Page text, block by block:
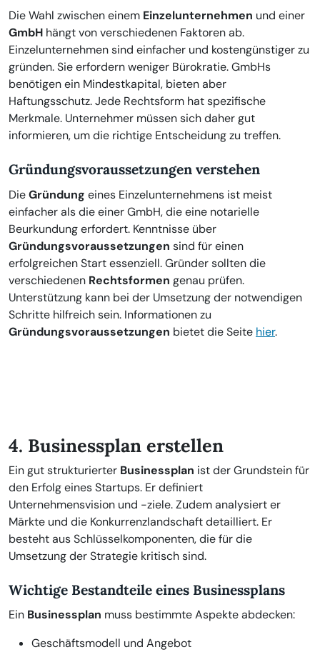
Die Wahl zwischen einem Einzelunternehmen und einer
GmbH hängt von verschiedenen Faktoren ab.
Einzelunternehmen sind einfacher und kostengünstiger zu
gründen. Sie erfordern weniger Bürokratie. GmbHs
benötigen ein Mindestkapital, bieten aber
Haftungsschutz. Jede Rechtsform hat spezifische
Merkmale. Unternehmer müssen sich daher gut
informieren, um die richtige Entscheidung zu treffen.
Gründungsvoraussetzungen verstehen
DieGründung eines Einzelunternehmens ist meist
einfacher als die einer GmbH, die eine notarielle
Beurkundung erfordert. Kenntnisse über
Gründungsvoraussetzungen sind für einen
erfolgreichen Start essenziell. Gründer sollten die
verschiedenen Rechtsformen genau prüfen.
Unterstützung kann bei der Umsetzung der notwendigen
Schritte hilfreich sein. Informationen zu
Gründungsvoraussetzungen bietet die Seite hier.
4. Businessplan erstellen
Ein gut strukturierter Businessplan ist der Grundstein für
den Erfolg eines Startups. Er definiert
Unternehmensvision und -ziele. Zudem analysiert er
Märkte und die Konkurrenzlandschaft detailliert. Er
besteht aus Schlüsselkomponenten, die für die
Umsetzung der Strategie kritisch sind.
Wichtige Bestandteile eines Businessplans
Ein Businessplan muss bestimmte Aspekte abdecken:
Geschäftsmodell und Angebot